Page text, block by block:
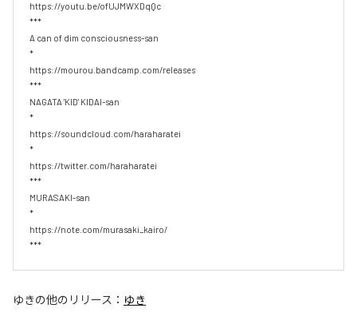
https://youtu.be/ofUJMWXDqQc
***
A can of dim consciousness-san
*
https://mourou.bandcamp.com/releases
***
NAGATA 'KID' KIDAI-san
*
https://soundcloud.com/haraharatei
*
https://twitter.com/haraharatei
***
MURASAKI-san
*
https://note.com/murasaki_kairo/
***
ゆきの他のリリース： ゆき